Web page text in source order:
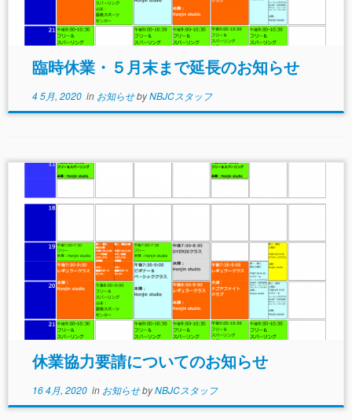
臨時休業・５月末まで延長のお知らせ
4 5月, 2020in お知らせbyNBJCスタッフ
休業協力要請についてのお知らせ
16 4月, 2020in お知らせbyNBJCスタッフ